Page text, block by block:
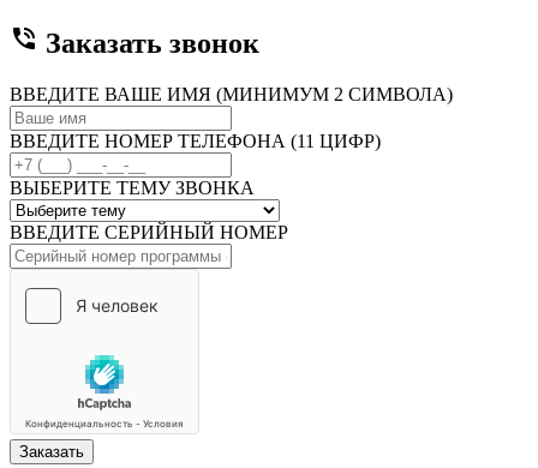
phone_in_talk Заказать звонок
ВВЕДИТЕ ВАШЕ ИМЯ (МИНИМУМ 2 СИМВОЛА)
ВВЕДИТЕ НОМЕР ТЕЛЕФОНА (11 ЦИФР)
ВЫБЕРИТЕ ТЕМУ ЗВОНКА
ВВЕДИТЕ СЕРИЙНЫЙ НОМЕР
Заказать